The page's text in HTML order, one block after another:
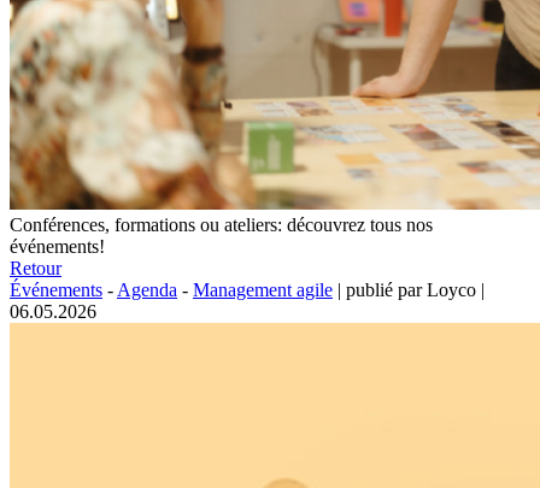
Conférences, formations ou ateliers: découvrez tous nos
événements!
Retour
Événements - Agenda - Management agile | publié par Loyco |
06.05.2026